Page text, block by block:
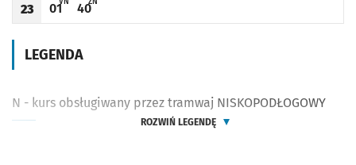
Godzina odjazdu
23
Odjazd
01
minut po godzinie 23
Odjazd
40
minut po godzinie 23
LEGENDA
N - kurs obsługiwany przez tramwaj NISKOPODŁOGOWY
ROZWIŃ LEGENDĘ